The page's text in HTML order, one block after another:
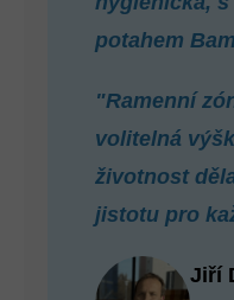
potahem
"Ramenní
volitelná
životnost
jistotu pro
Jiří